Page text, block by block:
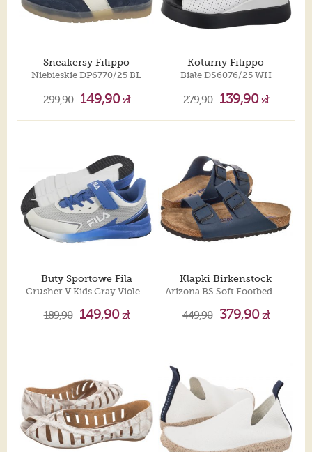
Sneakersy Filippo
Niebieskie DP6770/25 BL
299,90 149,90zł
Koturny Filippo
Białe DS6076/25 WH
279,90 139,90zł
Buty Sportowe Fila
Crusher V Kids Gray Violet-Palace Blue FFK0076.83488
189,90 149,90zł
Klapki Birkenstock
449,90 379,90zł